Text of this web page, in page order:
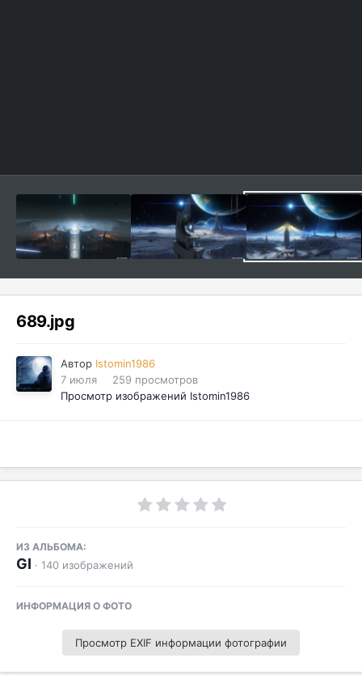
689.jpg
Автор Istomin1986
7 июля
259 просмотров
Просмотр изображений Istomin1986
ИЗ АЛЬБОМА:
GI · 140 изображений
ИНФОРМАЦИЯ О ФОТО
Просмотр EXIF информации фотографии